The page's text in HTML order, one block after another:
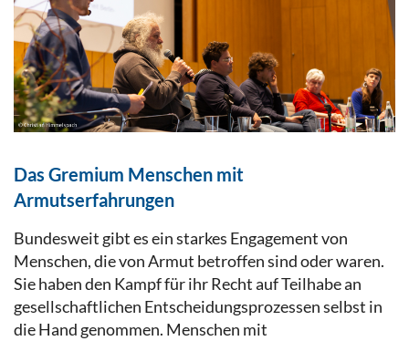
Das Gremium Menschen mit
Armutserfahrungen
Bundesweit gibt es ein starkes Engagement von
Menschen, die von Armut betroffen sind oder waren.
Sie haben den Kampf für ihr Recht auf Teilhabe an
gesellschaftlichen Entscheidungsprozessen selbst in
die Hand genommen. Menschen mit